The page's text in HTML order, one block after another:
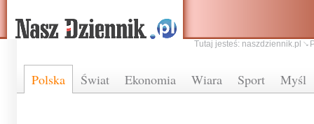
Polska Świat Ekonomia Wiara Sport Myśl
Tutaj jesteś: naszdziennik.pl